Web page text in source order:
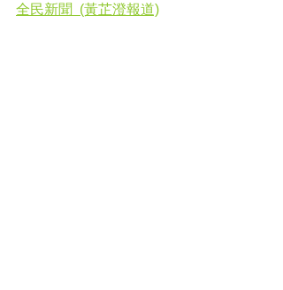
全民新聞  (黃芷澄報道)